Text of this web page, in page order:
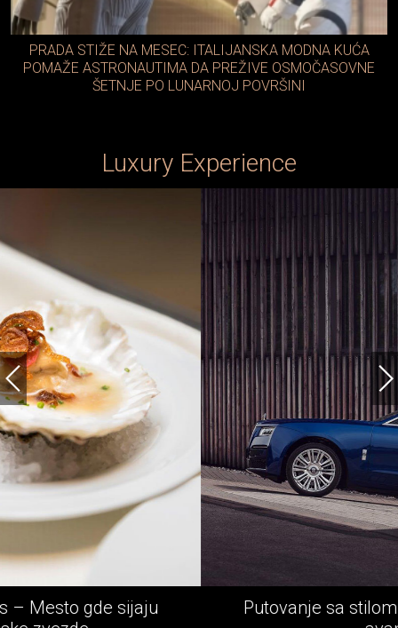
PRADA STIŽE NA MESEC: ITALIJANSKA MODNA KUĆA
POMAŽE ASTRONAUTIMA DA PREŽIVE OSMOČASOVNE
ŠETNJE PO LUNARNOJ POVRŠINI
Luxury Experience
Putovanje sa stilom - Rolls-Royce epska